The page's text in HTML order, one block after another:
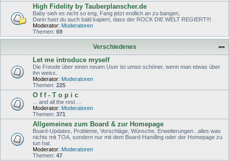
High Fidelity by Tauberplanscher.de
Baby sieh es nicht so eng, Fang jetzt endlich an zu bangen,
Dann hast du auch bald kapiert, dass der ROCK DIE WELT REGIERT!!!
Moderator: Moderatoren
Themen: 69
Verschiedenes
Let me introduce myself
Die Freude über einen neuen User ist umso schöner, wenn man etwas über
ihn weiss.
Moderator: Moderatoren
Themen: 225
O f f - T o p i c
... and all the rest ...
Moderator: Moderatoren
Themen: 371
Allgemeines zum Board & zur Homepage
Board-Updates, Probleme, Vorschläge, Wünsche, Erweiterungen...alles was
nichts mit TOA, sondern nur mit dem Board-Handling oder der Homepage zu
tun hat.
Moderator: Moderatoren
Themen: 47